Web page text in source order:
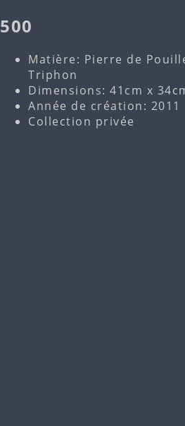
500
Matière: Pierre de
Triphon
Dimensions: 41cm x
Année de création: 2011
Collection privée